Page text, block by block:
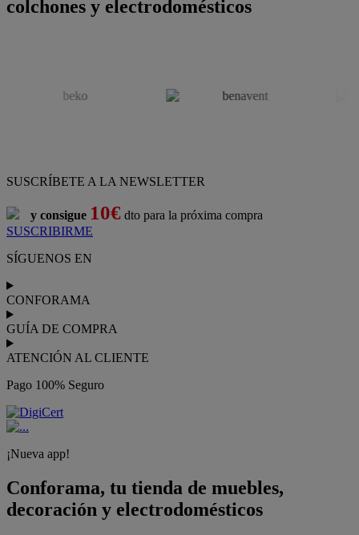
colchones y electrodomésticos
SUSCRÍBETE A LA NEWSLETTER
y consigue 10€ dto para la próxima compra
SUSCRIBIRME
SÍGUENOS EN
CONFORAMA
GUÍA DE COMPRA
ATENCIÓN AL CLIENTE
Pago 100% Seguro
¡Nueva app!
Conforama, tu tienda de muebles,
decoración y electrodomésticos